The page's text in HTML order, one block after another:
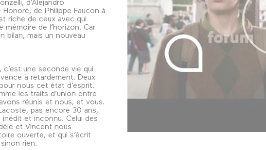
de Philippe Faucon à
riche de ceux avec qui
mémoire de l’horizon. Car
bilan, mais un nouveau
c’est une seconde vie qui
à retardement. Deux
nous cet état d’esprit.
les traits d’union entre
réunis et nous, et vous.
pas encore 30 ans,
et inconnu. Celui des
et Vincent nous
ouverte, et qui s’écrit
rien.